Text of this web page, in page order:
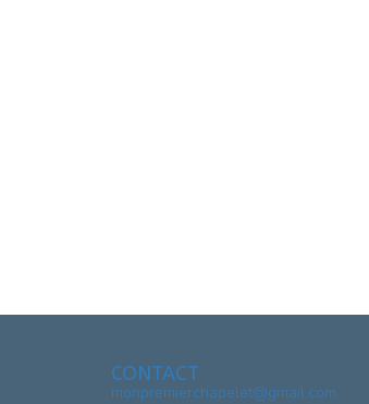
CONTACT
monpremierchapelet@gmail.com